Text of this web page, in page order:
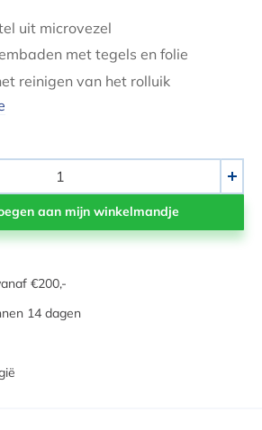
uit microvezel
met tegels en folie
reinigen van het rolluik
+
€200,-
14 dagen